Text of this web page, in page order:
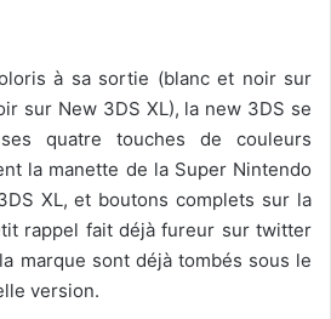
à sa sortie (blanc et noir sur
sur New 3DS XL), la new 3DS se
quatre touches de couleurs
la manette de la Super Nintendo
XL, et boutons complets sur la
rappel fait déjà fureur sur twitter
marque sont déjà tombés sous le
version.